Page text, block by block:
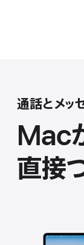
通話とメッ
Mac
直接つ